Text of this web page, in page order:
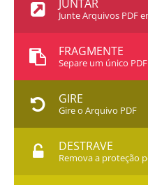
JUNTAR
Junte Arquivos PDF
FRAGMENTE
Separe um único
GIRE
Gire o Arquivo PDF
DESTRAVE
Remova a proteção